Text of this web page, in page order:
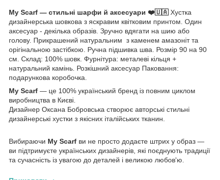
My Scarf — стильні шарфи й аксесуари ❤️🇺🇦Хустка
дизайнерська шовкова з яскравим квітковим принтом. Один
аксесуар - декілька образів. Зручно вдягати на шию або
голову. Прикрашений натуральним з каменем амазоніт та
орігінальною застібкою. Ручна підшивка шва. Розмір 90 на 90
см. Склад: 100% шовк. Фурнітура: металеві кільця +
натуральний камінь. Розкішний аксесуар Паковання:
подарункова коробочка.
My Scarf — це 100% український бренд із повним циклом
виробництва в Києві.
Дизайнер Оксана Бобровська створює авторські стильні
дизайнерські хустки з якісних італійських тканин.
Вибираючи My Scarf ви не просто додаєте штрих у образ —
ви підтримуєте українських дизайнерів, які поєднують традиції
та сучасність із увагою до деталей і великою любов'ю.